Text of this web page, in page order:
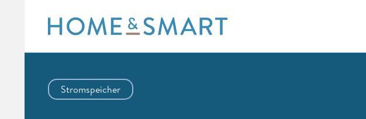
content
Stromspeicher